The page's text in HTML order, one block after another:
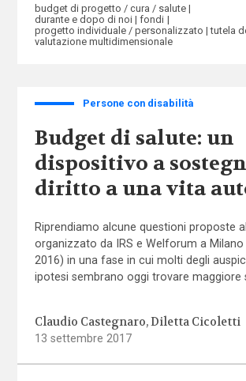
budget di progetto / cura / salute
durante e dopo di noi
fondi
progetto individuale / personalizzato
tutela
valutazione multidimensionale
Persone con disabilità
Budget di salute: un
dispositivo a
diritto a una vita
Riprendiamo alcune questioni proposte
organizzato da IRS e Welforum a
2016) in una fase in cui molti degli
ipotesi sembrano oggi trovare maggiore
Claudio Castegnaro Diletta Cicoletti
13 settembre 2017